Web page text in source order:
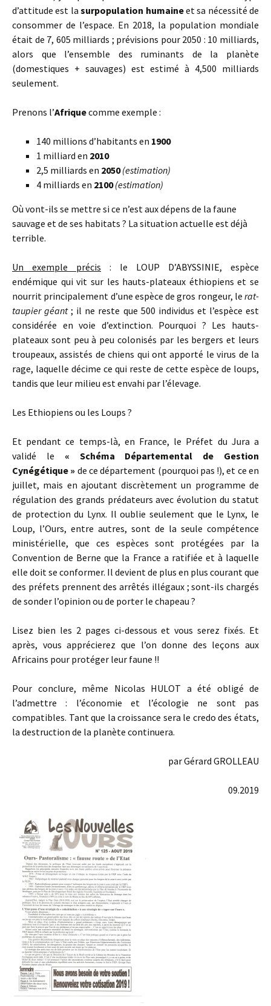
d’attitude est lasurpopulation humaineet sa nécessité de
consommer de l’espace. En 2018, la population mondiale
était de 7, 605 milliards ; prévisions pour 2050 : 10 milliards,
alors que l’ensemble des ruminants de la planète
(domestiques + sauvages) est estimé à 4,500 milliards
seulement.
Prenons l’Afriquecomme exemple :
140 millions d’habitants en 1900
1 milliard en 2010
2,5 milliards en 2050 (estimation)
4 milliards en 2100(estimation)
Où vont-ils se mettre si ce n’est aux dépens de la faune
sauvage et de ses habitats ? La situation actuelle est déjà
terrible.
Un exemple précis : le LOUP D’ABYSSINIE, espèce
endémique qui vit sur les hauts-plateaux éthiopiens et se
nourrit principalement d’une espèce de gros rongeur, le rat-
taupier géant; il ne reste que 500 individus et l’espèce est
considérée en voie d’extinction. Pourquoi ? Les hauts-
plateaux sont peu à peu colonisés par les bergers et leurs
troupeaux, assistés de chiens qui ont apporté le virus de la
rage, laquelle décime ce qui reste de cette espèce de loups,
tandis que leur milieu est envahi par l’élevage.
Les Ethiopiens ou les Loups ?
Et pendant ce temps-là, en France, le Préfet du Jura a
validé le « Schéma Départemental de Gestion
Cynégétique » de ce département (pourquoi pas !), et ce en
juillet, mais en ajoutant discrètement un programme de
régulation des grands prédateurs avec évolution du statut
de protection du Lynx. Il oublie seulement que le Lynx, le
Loup, l’Ours, entre autres, sont de la seule compétence
ministérielle, que ces espèces sont protégées par la
Convention de Berne que la France a ratifiée et à laquelle
elle doit se conformer. Il devient de plus en plus courant que
des préfets prennent des arrêtés illégaux ; sont-ils chargés
de sonder l’opinion ou de porter le chapeau ?
Lisez bien les 2 pages ci-dessous et vous serez fixés. Et
après, vous apprécierez que l’on donne des leçons aux
Africains pour protéger leur faune !!
Pour conclure, même Nicolas HULOT a été obligé de
l’admettre : l’économie et l’écologie ne sont pas
compatibles. Tant que la croissance sera le credo des états,
la destruction de la planète continuera.
par Gérard GROLLEAU
09.2019